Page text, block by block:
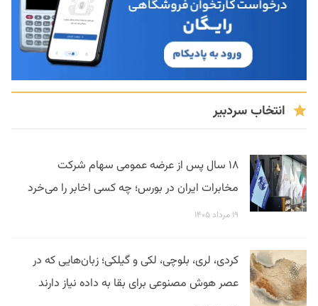
انتخاب سردبیر
۱۸ سال پس از عرضه عمومی سهام شرکت
مخابرات ایران در بورس؛ چه کسی اخابر را می‌خرد
۱۹ مرداد ۱۴۰۵
کردی، لری، بلوچی، لکی و گیلکی؛ زبان‌هایی که در
عصر هوش مصنوعی برای بقا به داده نیاز دارند